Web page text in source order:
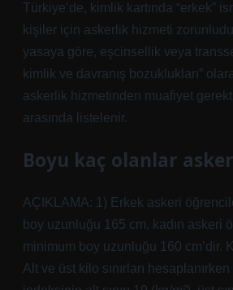
Türkiye’de, kimlik kartında “erkek”
kişiler için askerlik hizmeti
yasaya göre, eşcinsellik veya
kimlik ve davranış bozuklukları”
askerlik hizmetinden muafiyet
arasında listelenir.
Boyu kaç olanlar
AÇIKLAMA: 1) Erkek askeri
boy uzunluğu 165 cm, kadın askeri
minimum boy uzunluğu 160 cm’dir.
Alt ve üst kilo sınırları